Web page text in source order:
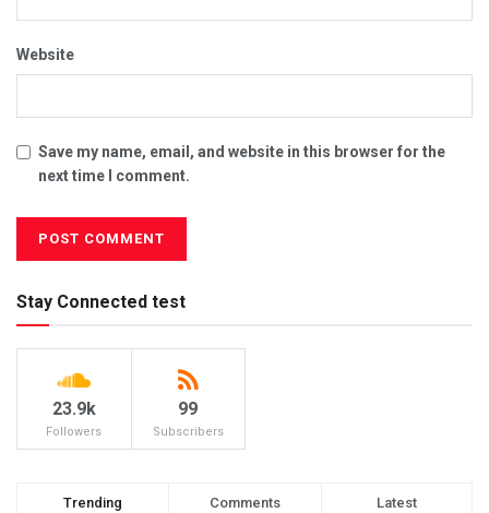
Website
Save my name, email, and website in this browser for the
next time I comment.
Stay Connected test
23.9k
Followers
99
Subscribers
Trending Comments Latest